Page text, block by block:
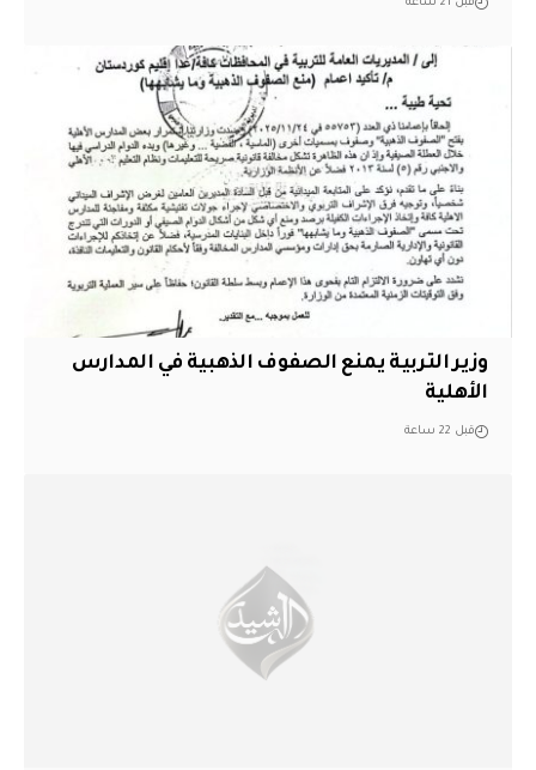
قبل 21 ساعة
وزير التربية يمنع الصفوف الذهبية في المدارس
الأهلية
قبل 22 ساعة